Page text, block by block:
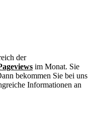
der
im Monat. Sie
bekommen Sie bei uns
Informationen an